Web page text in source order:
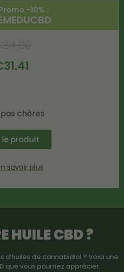
-10% :
31.41
pas chères
le produit
savoir plus
HUILE CBD?
d’huiles de cannabidiol ? Voici une
que vous pourriez apprécier :